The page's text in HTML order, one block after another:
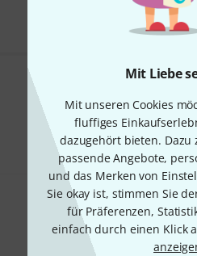
Mit Liebe
Mit unseren Cookies
fluffiges
dazugehört bieten. Dazu
passende Angebote,
und das Merken von
Sie okay ist, stimmen Sie
für Präferenzen,
einfach durch einen Klick
Teilen